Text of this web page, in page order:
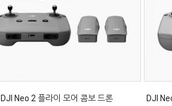
DJI Neo 2 플라이 모어 콤보 드론
DJI